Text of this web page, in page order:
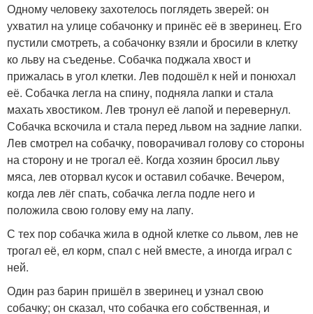
Одному человеку захотелось поглядеть зверей: он
ухватил на улице собачонку и принёс её в зверинец. Его
пустили смотреть, а собачонку взяли и бросили в клетку
ко льву на съеденье. Собачка поджала хвост и
прижалась в угол клетки. Лев подошёл к ней и понюхал
её. Собачка легла на спину, подняла лапки и стала
махать хвостиком. Лев тронул её лапой и перевернул.
Собачка вскочила и стала перед львом на задние лапки.
Лев смотрел на собачку, поворачивал голову со стороны
на сторону и не трогал её. Когда хозяин бросил льву
мяса, лев оторвал кусок и оставил собачке. Вечером,
когда лев лёг спать, собачка легла подле него и
положила свою голову ему на лапу.
С тех пор собачка жила в одной клетке со львом, лев не
трогал её, ел корм, спал с ней вместе, а иногда играл с
ней.
Один раз барин пришёл в зверинец и узнал свою
собачку; он сказал, что собачка его собственная, и